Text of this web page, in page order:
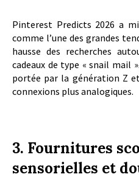
Pinterest Predicts 2026 a
comme l’une des grandes
hausse des recherches
cadeaux de type « snail mail
portée par la génération Z
connexions plus analogiques.
3. Fournitures
sensorielles et